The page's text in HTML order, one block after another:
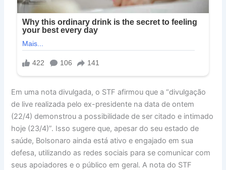
Em uma nota divulgada, o STF afirmou que a “divulgação
de live realizada pelo ex-presidente na data de ontem
(22/4) demonstrou a possibilidade de ser citado e intimado
hoje (23/4)”. Isso sugere que, apesar do seu estado de
saúde, Bolsonaro ainda está ativo e engajado em sua
defesa, utilizando as redes sociais para se comunicar com
seus apoiadores e o público em geral. A nota do STF